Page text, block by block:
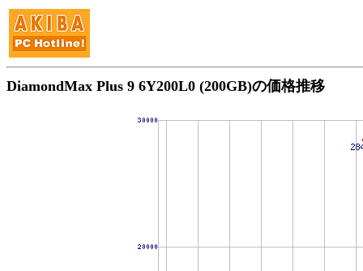
DiamondMax Plus 9 6Y200L0 (200GB)の価格推移